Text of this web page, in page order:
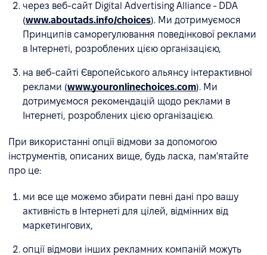
через веб-сайт Digital Advertising Alliance - DDA
(www.aboutads.info/choices). Ми дотримуємося
Принципів саморегулювання поведінкової реклами
в Інтернеті, розроблених цією організацією,
на веб-сайті Європейського альянсу інтерактивної
реклами (www.youronlinechoices.com). Ми
дотримуємося рекомендацій щодо реклами в
Інтернеті, розроблених цією організацією.
При використанні опції відмови за допомогою
інструментів, описаних вище, будь ласка, пам'ятайте
про це:
ми все ще можемо збирати певні дані про вашу
активність в Інтернеті для цілей, відмінних від
маркетингових,
опції відмови інших рекламних компаній можуть